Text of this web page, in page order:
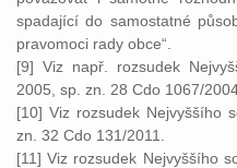
spadající do samostatné
pravomoci rady obce“.
[9] Viz např. rozsudek
2005, sp. zn. 28 Cdo 1067/
[10] Viz rozsudek Nejvyššího
zn. 32 Cdo 131/2011.
[11] Viz rozsudek Nejvyššího